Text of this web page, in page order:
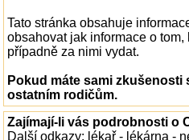
Tato stránka obsahuje
obsahovat jak informace o
případně za nimi vydat.
Pokud máte sami
ostatním rodičům.
Zajímají-li vás podrobnosti o
Další odkazy: lékař - lékárna -